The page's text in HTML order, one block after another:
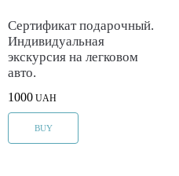
Cертификат подарочный.
Индивидуальная
экскурсия на легковом
авто.
1000 UAH
BUY